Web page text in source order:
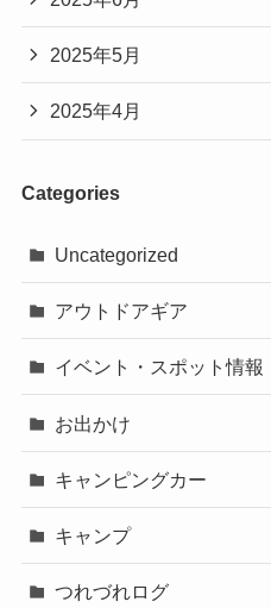
2025年5月
2025年4月
Categories
Uncategorized
アウトドアギア
イベント・スポット情報
お出かけ
キャンピングカー
キャンプ
つれづれログ